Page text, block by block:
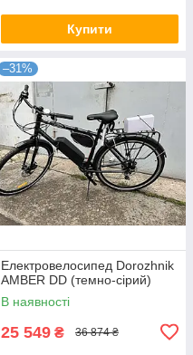
Купити
–31%
Електровелосипед Dorozhnik
AMBER DD (темно-сірий)
В наявності
25 549 ₴ 36 874 ₴